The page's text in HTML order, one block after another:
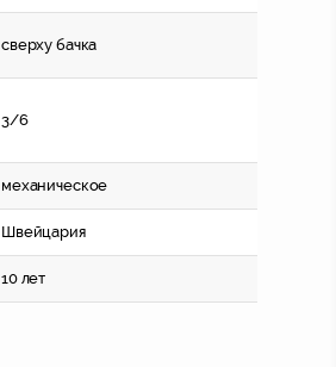
сверху бачка
3/6
механическое
Швейцария
10 лет